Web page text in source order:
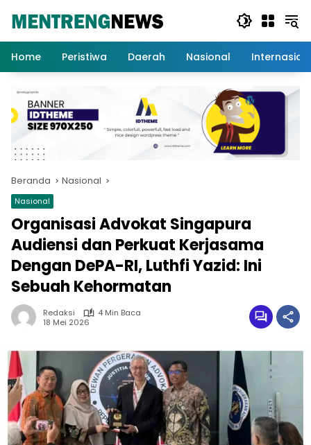
Home
Peristiwa Daerah Nasional
Beranda Nasional
Nasional
Organisasi Advokat Singapura
Audiensi dan Perkuat Kerjasama
Dengan DePA-RI, Luthfi Yazid: Ini
Sebuah Kehormatan
Redaksi
4 Min Baca
18 Mei 2026